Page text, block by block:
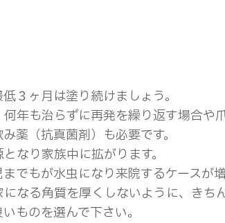
３ヶ月は塗り続けましょう。
年も治らずに再発を繰り返す場合や
薬（抗真菌剤）も必要です。
なり家族中に拡がります。
もが水虫になり来院するケースが増
なる角質を厚くしないように、きち
ものを選んで下さい。